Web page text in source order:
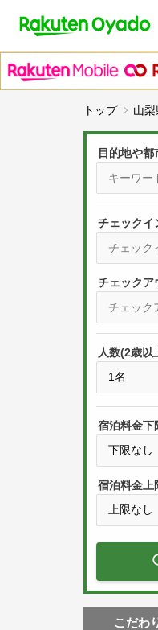
トップ 山梨
目的地や都
チェックイ
r
s
s
e
w
a
r
w
P
r
s
t
e
w
a
r
人数(2歳以
宿泊料金下
宿泊料金上
こだわ